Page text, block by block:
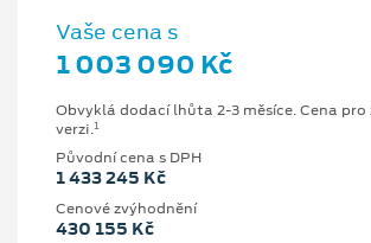
Vaše cena s
1 003 090 Kč
Obvyklá dodací lhůta 2-3 měsíce. Cena
verzi.1
Původní cena s DPH
1 433 245 Kč
Cenové zvýhodnění
430 155 Kč